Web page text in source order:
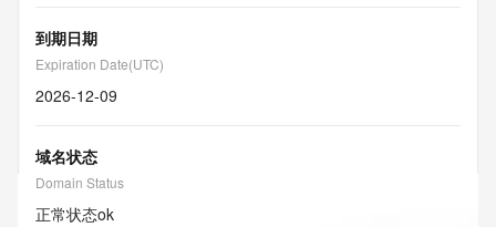
到期日期
Expiration Date(UTC)
2026-12-09
域名状态
Domain Status
正常状态ok